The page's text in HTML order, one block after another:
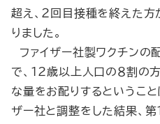
超え、２回目接種を終えた
りました。
ファイザー社製ワクチンの
で、12歳以上人口の８割の
な量をお配りするということ
ザー社と調整をした結果、